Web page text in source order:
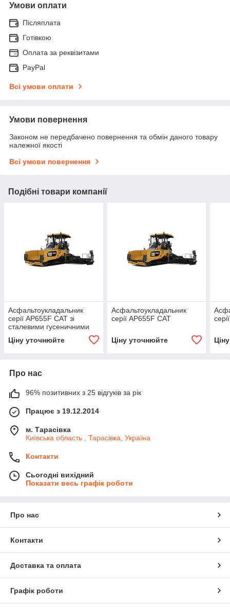
Умови оплати
Післяплата
Готівкою
Оплата за реквізитами
PayPal
Всі умови оплати
Умови повернення
Законом не передбачено повернення та обмін даного товару
належної якості
Всі умови повернення
Подібні товари компанії
Асфальтоукладальник
серії AP655F САТ зі
сталевими гусеничними
Ціну уточнюйте
Асфальтоукладальник
серії AP655F САТ
Ціну уточнюйте
Про нас
96% позитивних з 25 відгуків за рік
Працює з 19.12.2014
м. Тарасівка
Київська область , Тарасівка, Україна
Контакти
Сьогодні вихідний
Показати весь графік роботи
Про нас
Контакти
Доставка та оплата
Графік роботи